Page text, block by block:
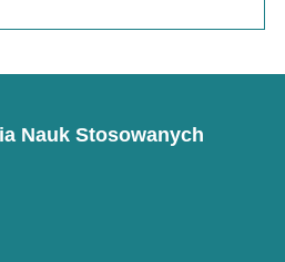
Nauk Stosowanych